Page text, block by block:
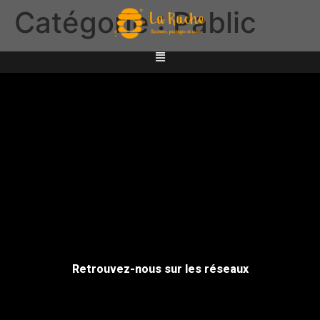
Catégorie :Pablic
Retrouvez-nous sur les réseaux